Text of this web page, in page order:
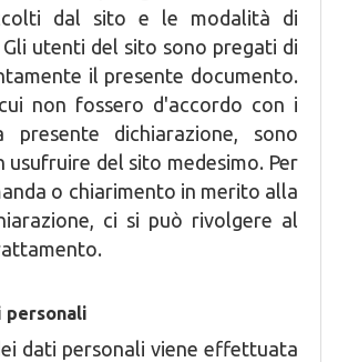
dal sito e le modalità di
utenti del sito sono pregati di
il presente documento.
non fossero d'accordo con i
presente dichiarazione, sono
usufruire del sito medesimo. Per
o chiarimento in merito alla
ci si può rivolgere al
personali
dati personali viene effettuata